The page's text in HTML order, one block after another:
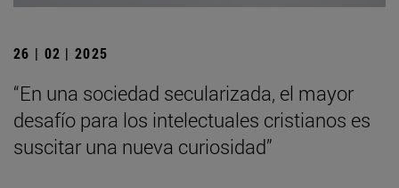
26 | 02 | 2025
“En una sociedad secularizada, el mayor
desafío para los intelectuales cristianos es
suscitar una nueva curiosidad”